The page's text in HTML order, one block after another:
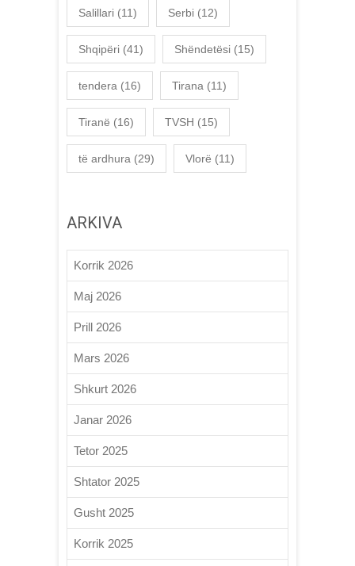
Salillari (11) Serbi (12)
Shqipëri (41) Shëndetësi (15)
tendera (16) Tirana (11)
Tiranë (16) TVSH (15)
të ardhura (29) Vlorë (11)
ARKIVA
Korrik 2026
Maj 2026
Prill 2026
Mars 2026
Shkurt 2026
Janar 2026
Tetor 2025
Shtator 2025
Gusht 2025
Korrik 2025